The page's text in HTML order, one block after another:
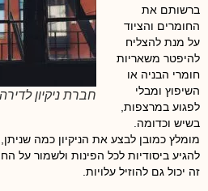
חברת ניקיון
ברשותם את
החומרים והציוד
על מנת להצליח
להיפטר משאריות
חומרי הבניה או
השיפוץ ומבלי
לפגוע במרצפות,
בשיש וכדומה.
מומלץ כמובן לבצע את הניקיון כמה
להגיע ביסודיות לכל הפינות ולשמור על
זה יכול גם להוזיל עלויות.